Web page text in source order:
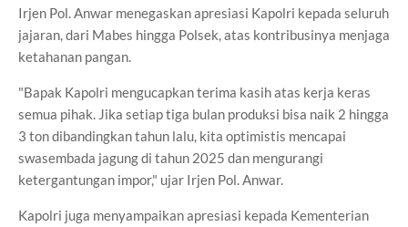
Irjen Pol. Anwar menegaskan apresiasi Kapolri kepada seluruh
jajaran, dari Mabes hingga Polsek, atas kontribusinya menjaga
ketahanan pangan.
"Bapak Kapolri mengucapkan terima kasih atas kerja keras
semua pihak. Jika setiap tiga bulan produksi bisa naik 2 hingga
3 ton dibandingkan tahun lalu, kita optimistis mencapai
swasembada jagung di tahun 2025 dan mengurangi
ketergantungan impor," ujar Irjen Pol. Anwar.
Kapolri juga menyampaikan apresiasi kepada Kementerian